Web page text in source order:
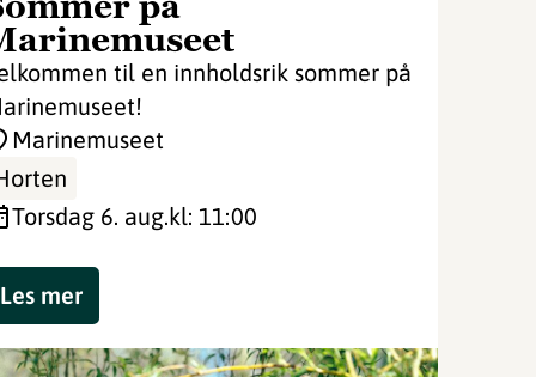
til en innholdsrik sommer på
Marinemuseet
torsdag 6. aug.kl: 11:00
Les mer